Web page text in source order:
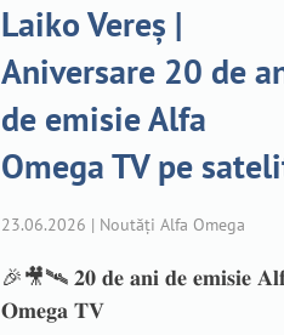
Laiko Vereș |
Aniversare 20 de
de emisie Alfa
Omega TV pe
23.06.2026 | Noutăți Alfa Omega
🎉🎥🛰️ 𝟐𝟎 𝐝𝐞 𝐚𝐧𝐢 𝐝𝐞 𝐞𝐦𝐢𝐬𝐢𝐞
𝐎𝐦𝐞𝐠𝐚 𝐓𝐕